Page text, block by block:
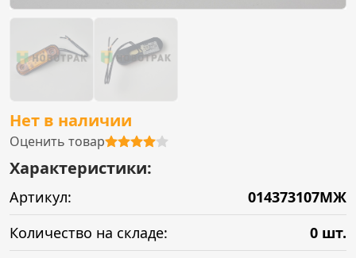
Нет в наличии
Оценить товар
Характеристики:
Артикул:
014373107МЖ
Количество на складе:
0 шт.